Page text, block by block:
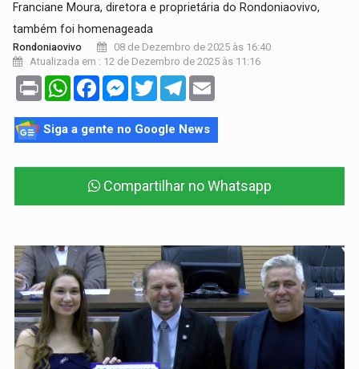
Franciane Moura, diretora e proprietária do Rondoniaovivo,
também foi homenageada
Rondoniaovivo
08 de Dezembro de 2025 às 16:40
Atualizada em : 12 de Dezembro de 2025 às 11:16
Print WhatsAppFacebookMessenger
TwitterTelegram
Siga a gente no Google News
Compartilhar no Whatsapp